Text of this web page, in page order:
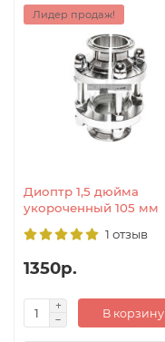
Лидер продаж!
Диоптр 1,5 дюйма
укороченный 105 мм
1 отзыв
1350р.
В корзину